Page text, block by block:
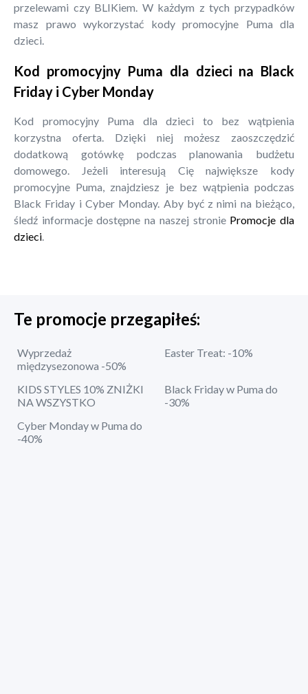
przelewami czy BLIKiem. W każdym z tych przypadków
masz prawo wykorzystać kody promocyjne Puma dla
dzieci.
Kod promocyjny Puma dla dzieci na Black
Friday i Cyber Monday
Kod promocyjny Puma dla dzieci to bez wątpienia
korzystna oferta. Dzięki niej możesz zaoszczędzić
dodatkową gotówkę podczas planowania budżetu
domowego. Jeżeli interesują Cię największe kody
promocyjne Puma, znajdziesz je bez wątpienia podczas
Black Friday i Cyber Monday. Aby być z nimi na bieżąco,
śledź informacje dostępne na naszej stronie Promocje dla
dzieci.
Te promocje przegapiłeś:
Wyprzedaż
międzysezonowa -50%
Easter Treat: -10%
KIDS STYLES 10% ZNIŻKI
NA WSZYSTKO
Black Friday w Puma do
-30%
Cyber Monday w Puma do
-40%